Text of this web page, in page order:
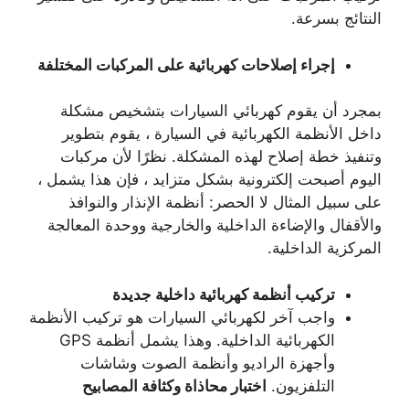
النتائج بسرعة.
إجراء إصلاحات كهربائية على المركبات المختلفة
بمجرد أن يقوم كهربائي السيارات بتشخيص مشكلة
داخل الأنظمة الكهربائية في السيارة ، يقوم بتطوير
وتنفيذ خطة إصلاح لهذه المشكلة. نظرًا لأن مركبات
اليوم أصبحت إلكترونية بشكل متزايد ، فإن هذا يشمل ،
على سبيل المثال لا الحصر: أنظمة الإنذار والنوافذ
والأقفال والإضاءة الداخلية والخارجية ووحدة المعالجة
المركزية الداخلية.
تركيب أنظمة كهربائية داخلية جديدة
واجب آخر لكهربائي السيارات هو تركيب الأنظمة
الكهربائية الداخلية. وهذا يشمل أنظمة GPS
وأجهزة الراديو وأنظمة الصوت وشاشات
التلفزيون. اختبار محاذاة وكثافة المصابيح